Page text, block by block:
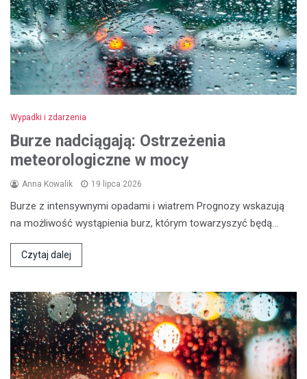
Wypadki i zdarzenia
Burze nadciągają: Ostrzeżenia
meteorologiczne w mocy
Anna Kowalik 19 lipca 2026
Burze z intensywnymi opadami i wiatrem Prognozy wskazują
na możliwość wystąpienia burz, którym towarzyszyć będą…
Czytaj dalej